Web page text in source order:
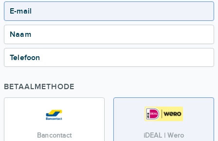
E-mail
Naam
Telefoon
BETAALMETHODE
Bancontact iDEAL | Wero